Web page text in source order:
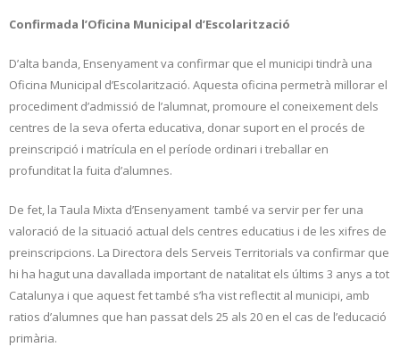
Confirmada l’Oficina Municipal d’Escolarització
D’alta banda, Ensenyament va confirmar que el municipi tindrà una
Oficina Municipal d’Escolarització. Aquesta oficina permetrà millorar el
procediment d’admissió de l’alumnat, promoure el coneixement dels
centres de la seva oferta educativa, donar suport en el procés de
preinscripció i matrícula en el període ordinari i treballar en
profunditat la fuita d’alumnes.
De fet, la Taula Mixta d’Ensenyament també va servir per fer una
valoració de la situació actual dels centres educatius i de les xifres de
preinscripcions. La Directora dels Serveis Territorials va confirmar que
hi ha hagut una davallada important de natalitat els últims 3 anys a tot
Catalunya i que aquest fet també s’ha vist reflectit al municipi, amb
ratios d’alumnes que han passat dels 25 als 20 en el cas de l’educació
primària.